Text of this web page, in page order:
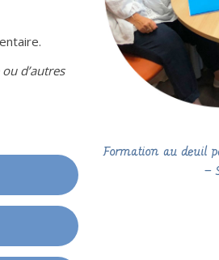
d’autres
Formation au deuil
–